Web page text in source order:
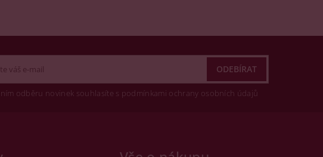
odběru novinek souhlasíte s podmínkami ochrany osobních údajů